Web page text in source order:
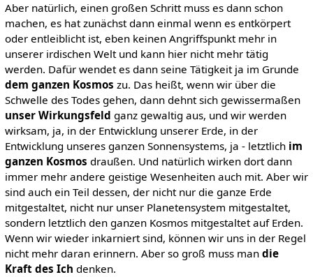
Aber natürlich, einen großen Schritt muss es dann schon
machen, es hat zunächst dann einmal wenn es entkörpert
oder entleiblicht ist, eben keinen Angriffspunkt mehr in
unserer irdischen Welt und kann hier nicht mehr tätig
werden. Dafür wendet es dann seine Tätigkeit ja im Grunde
dem ganzen Kosmos zu. Das heißt, wenn wir über die
Schwelle des Todes gehen, dann dehnt sich gewissermaßen
unser Wirkungsfeld ganz gewaltig aus, und wir werden
wirksam, ja, in der Entwicklung unserer Erde, in der
Entwicklung unseres ganzen Sonnensystems, ja - letztlich im
ganzen Kosmos draußen. Und natürlich wirken dort dann
immer mehr andere geistige Wesenheiten auch mit. Aber wir
sind auch ein Teil dessen, der nicht nur die ganze Erde
mitgestaltet, nicht nur unser Planetensystem mitgestaltet,
sondern letztlich den ganzen Kosmos mitgestaltet auf Erden.
Wenn wir wieder inkarniert sind, können wir uns in der Regel
nicht mehr daran erinnern. Aber so groß muss man die
Kraft des Ich denken.